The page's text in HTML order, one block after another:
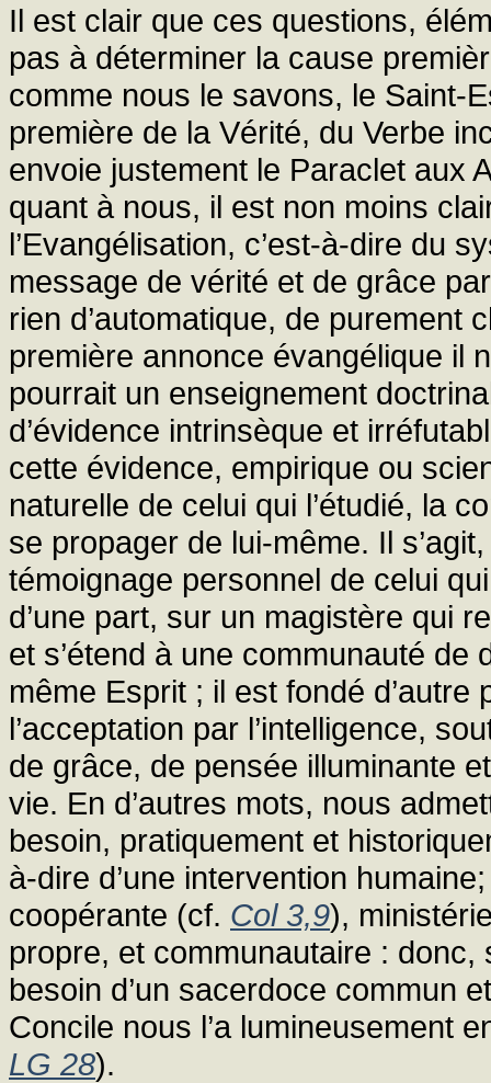
Il est clair que ces questions,
pas à déterminer la cause
comme nous le savons, le Saint-
première de la Vérité, du Verbe
envoie justement le Paraclet aux
quant à nous, il est non moins
l’Evangélisation, c’est-à-dire du
message de vérité et de grâce
rien d’automatique, de purement
première annonce évangélique il
pourrait un enseignement
d’évidence intrinsèque et
cette évidence, empirique ou
naturelle de celui qui l’étudié, la
se propager de lui-même. Il
témoignage personnel de celui
d’une part, sur un magistère qui
et s’étend à une communauté
même Esprit ; il est fondé d’autre
l’acceptation par l’intelligence,
de grâce, de pensée illuminante
vie. En d’autres mots, nous
besoin, pratiquement et
à-dire d’une intervention
coopérante (cf. Col 3,9),
propre, et communautaire : donc,
besoin d’un sacerdoce commun
Concile nous l’a lumineusement
LG 28).